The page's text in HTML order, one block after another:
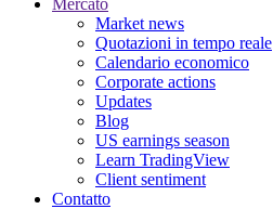
Market news
Quotazioni in tempo reale
Calendario economico
Corporate actions
Updates
Blog
US earnings season
Learn TradingView
Client sentiment
Contatto